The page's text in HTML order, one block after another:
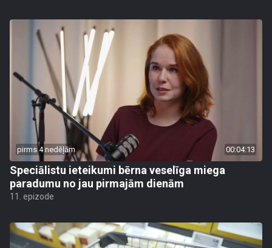
pirms 4 nedēļām 00:04:13
Speciālistu ieteikumi bērna veselīga miega
paradumu no jau pirmajām dienām
11. epizode